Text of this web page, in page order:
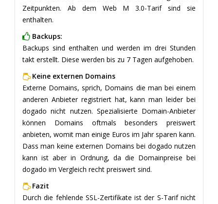
Zeitpunkten. Ab dem Web M 3.0-Tarif sind sie
enthalten.
Backups:
Backups sind enthalten und werden im drei Stunden
takt erstellt. Diese werden bis zu 7 Tagen aufgehoben.
Keine externen Domains
Externe Domains, sprich, Domains die man bei einem
anderen Anbieter registriert hat, kann man leider bei
dogado nicht nutzen. Spezialisierte Domain-Anbieter
können Domains oftmals besonders preiswert
anbieten, womit man einige Euros im Jahr sparen kann.
Dass man keine externen Domains bei dogado nutzen
kann ist aber in Ordnung, da die Domainpreise bei
dogado im Vergleich recht preiswert sind.
Fazit
Durch die fehlende SSL-Zertifikate ist der S-Tarif nicht